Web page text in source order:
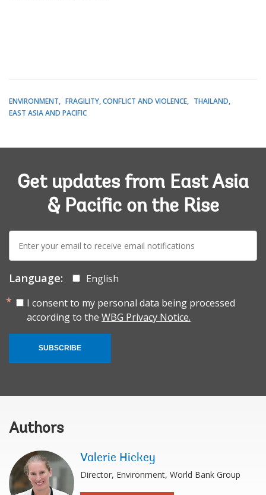
ENVIRONMENT FRAGILITY, CONFLICT AND VIOLENCE
THAILAND
EAST ASIA AND PACIFIC
Get updates from East Asia
& Pacific on the Rise
E-
mail:
Language:
English
I consent to my personal data being processed
according to the WBG Privacy Notice.
SUBSCRIBE
Authors
Valerie Hickey
Director, Environment, World Bank Group